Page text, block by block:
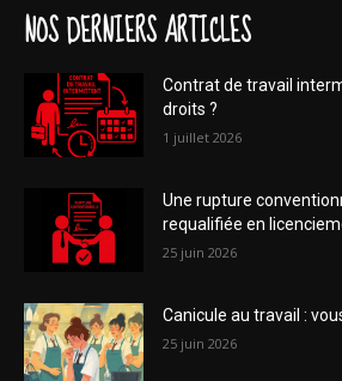
NOS DERNIERS ARTICLES
Contrat de travail
droits ?
1 juillet 2026
Une rupture
requalifiée en
25 juin 2026
Canicule au travail :
25 juin 2026